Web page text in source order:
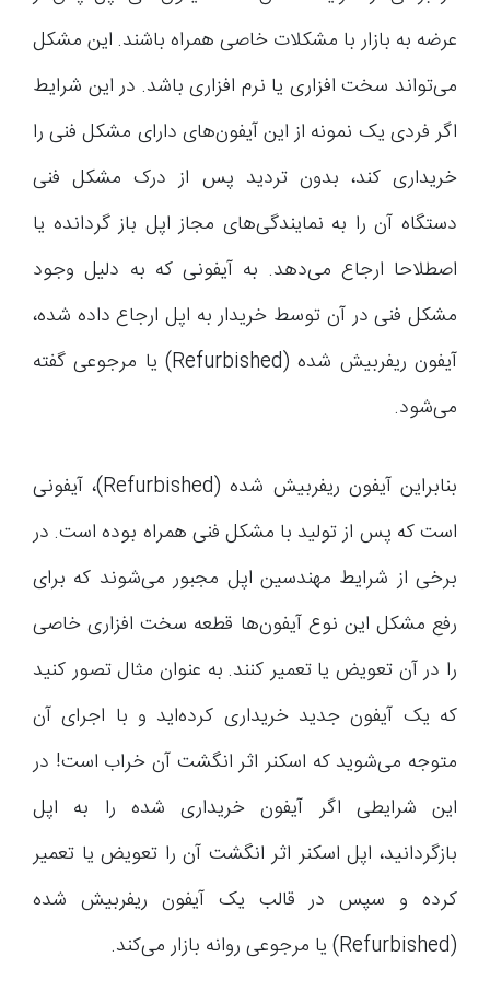
عرضه به بازار با مشکلات خاصی همراه باشند. این مشکل
می‌تواند سخت افزاری یا نرم افزاری باشد. در این شرایط
اگر فردی یک نمونه از این آیفون‌های دارای مشکل فنی را
خریداری کند، بدون تردید پس از درک مشکل فنی
دستگاه آن را به نمایندگی‌های مجاز اپل باز گردانده یا
اصطلاحا ارجاع می‌دهد. به آیفونی که به دلیل وجود
مشکل فنی در آن توسط خریدار به اپل ارجاع داده شده،
آیفون ریفربیش شده (Refurbished) یا مرجوعی گفته
می‌شود.
بنابراین آیفون ریفربیش شده (Refurbished)، آیفونی
است که پس از تولید با مشکل فنی همراه بوده است. در
برخی از شرایط مهندسین اپل مجبور می‌شوند که برای
رفع مشکل این نوع آیفون‌ها قطعه سخت افزاری خاصی
را در آن تعویض یا تعمیر کنند. به عنوان مثال تصور کنید
که یک آیفون جدید خریداری کرده‌اید و با اجرای آن
متوجه می‌شوید که اسکنر اثر انگشت آن خراب است! در
این شرایطی اگر آیفون خریداری شده را به اپل
بازگردانید، اپل اسکنر اثر انگشت آن را تعویض یا تعمیر
کرده و سپس در قالب یک آیفون ریفربیش شده
(Refurbished) یا مرجوعی روانه بازار می‌کند.